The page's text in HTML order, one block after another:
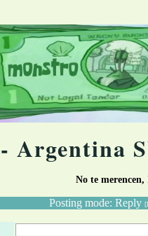
Argentina
No te
Posting mode: Reply